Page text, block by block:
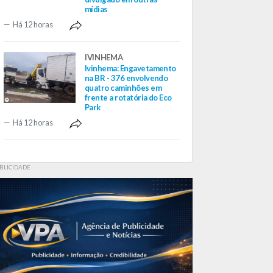
mídias
Há 12 horas
IVINHEMA
Ivinhema: Engavetamento
na BR - 376 envolvendo
quatro caminhões em
frente a rotatória do Eco
Park
Há 12 horas